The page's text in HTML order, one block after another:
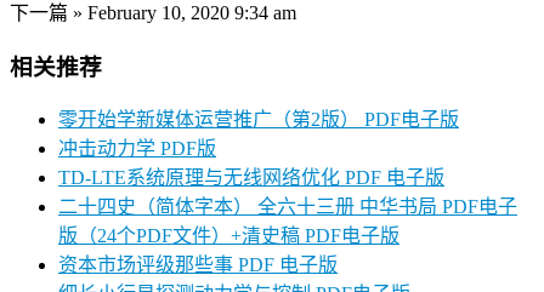
下一篇 » February 10, 2020 9:34 am
相关推荐
零开始学新媒体运营推广（第2版） PDF电子版
冲击动力学 PDF版
TD-LTE系统原理与无线网络优化 PDF 电子版
二十四史（简体字本） 全六十三册 中华书局 PDF电子
版（24个PDF文件）+清史稿 PDF电子版
资本市场评级那些事 PDF 电子版